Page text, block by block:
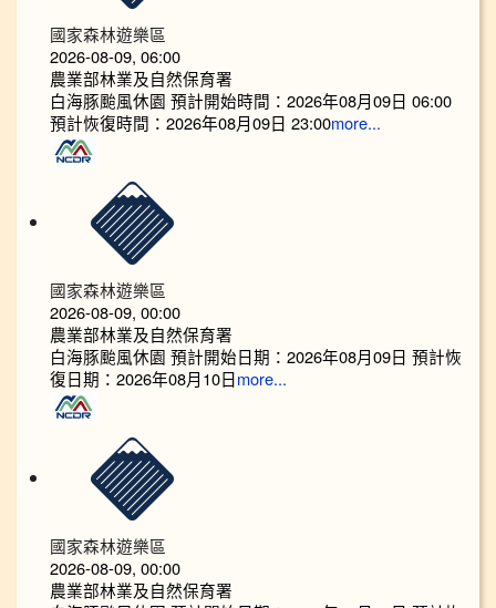
國家森林遊樂區
2026-08-09, 06:00
農業部林業及自然保育署
白海豚颱風休園 預計開始時間：2026年08月09日 06:00
預計恢復時間：2026年08月09日 23:00more...
國家森林遊樂區
2026-08-09, 00:00
農業部林業及自然保育署
白海豚颱風休園 預計開始日期：2026年08月09日 預計恢
復日期：2026年08月10日 more...
國家森林遊樂區
2026-08-09, 00:00
農業部林業及自然保育署